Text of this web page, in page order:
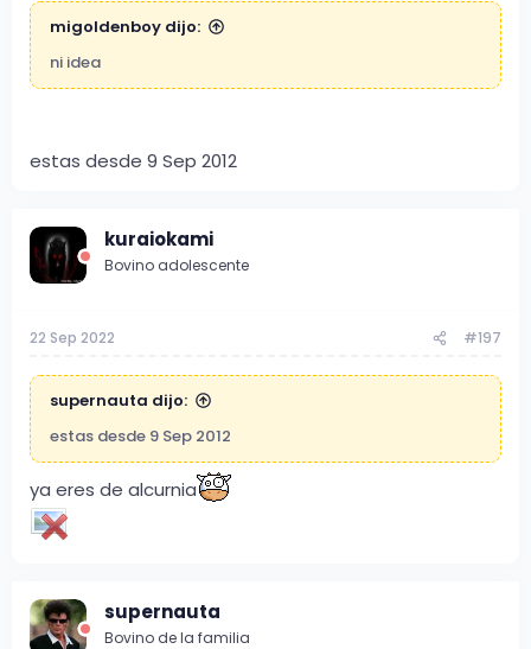
migoldenboy dijo:
ni idea
estas desde 9 Sep 2012
kuraiokami
Bovino adolescente
22 Sep 2022 #197
supernauta dijo:
estas desde 9 Sep 2012
ya eres de alcurnia
supernauta
Bovino de la familia